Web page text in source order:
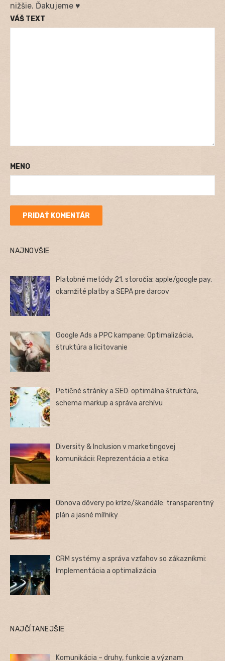
nižšie. Ďakujeme ♥
VÁŠ TEXT
MENO
NAJNOVŠIE
Platobné metódy 21. storočia: apple/google pay,
okamžité platby a SEPA pre darcov
Google Ads a PPC kampane: Optimalizácia,
štruktúra a licitovanie
Petičné stránky a SEO: optimálna štruktúra,
schema markup a správa archívu
Diversity & Inclusion v marketingovej
komunikácii: Reprezentácia a etika
Obnova dôvery po kríze/škandále: transparentný
plán a jasné míľniky
CRM systémy a správa vzťahov so zákazníkmi:
Implementácia a optimalizácia
NAJČÍTANEJŠIE
Komunikácia – druhy, funkcie a význam